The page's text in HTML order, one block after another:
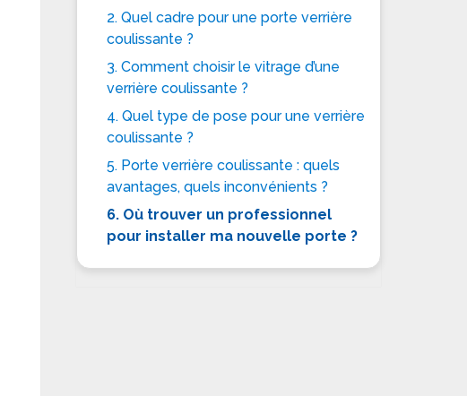
2. Quel cadre pour une porte verrière
coulissante ?
3. Comment choisir le vitrage d’une
verrière coulissante ?
4. Quel type de pose pour une verrière
coulissante ?
5. Porte verrière coulissante : quels
avantages, quels inconvénients ?
6. Où trouver un professionnel
pour installer ma nouvelle porte ?